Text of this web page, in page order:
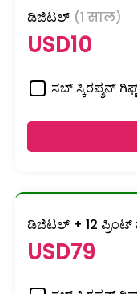
ಡಿಜಿಟಲ್ (1 साल)
USD10
ಸಬ್ ಸ್ಕಿರಪ್ಶನ್
ಡಿಜಿಟಲ್ + 12 ಪ್ರಿಂಟ್
USD79